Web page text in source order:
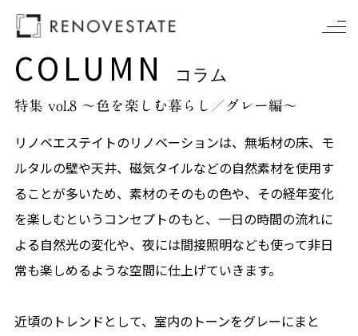
COLUMN コラム
特集 vol.8 〜色を楽しむ暮らし／グレー編〜
リノベエステイトのリノベーションは、無垢材の床、モ
ルタルの壁や天井、磁気タイルなどの自然素材を使用す
ることが多いため、素材のそのもの色や、その経年変化
を楽しむというコンセプトのもと、一日の時間の流れに
よる自然光の変化や、夜には間接照明なども使って非日
常も楽しめるような空間に仕上げていきます。
近頃のトレンドとして、室内のトーンをグレーにまと